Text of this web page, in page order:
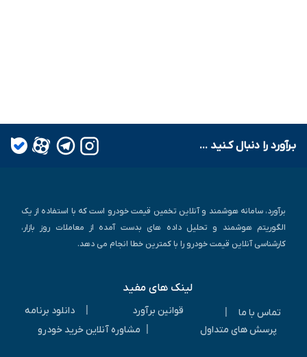
بـرآورد را دنبال کـنید ...
برآورد، سامانه هوشمند و آنلاین تخمین قیمت خودرو است که با استفاده از یک
الگوریتم هوشمند و تحلیل داده های بدست آمده از معاملات روز بازار،
کارشناسی آنلاین قیمت خودرو را با کمترین خطا انجام می دهد.
لینک های مفید
تماس با ما قوانین برآورد
دانلود برنامه
پرسش های متداول
مشاوره آنلاین خرید خودرو